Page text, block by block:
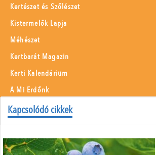
Kapcsolódó cikkek
Kertészet és Szőlészet
Kistermelők Lapja
Méhészet
Kertbarát Magazin
Kerti Kalendárium
A Mi Erdőnk
Borászati Füzetek